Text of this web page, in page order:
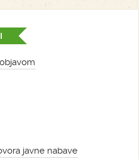
javne nabave